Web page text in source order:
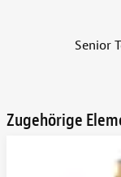
Senior
Zugehörige